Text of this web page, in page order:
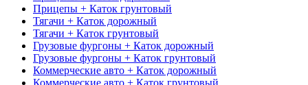
Прицепы + Каток грунтовый
Тягачи + Каток дорожный
Тягачи + Каток грунтовый
Грузовые фургоны + Каток дорожный
Грузовые фургоны + Каток грунтовый
Коммерческие авто + Каток дорожный
Коммерческие авто + Каток грунтовый